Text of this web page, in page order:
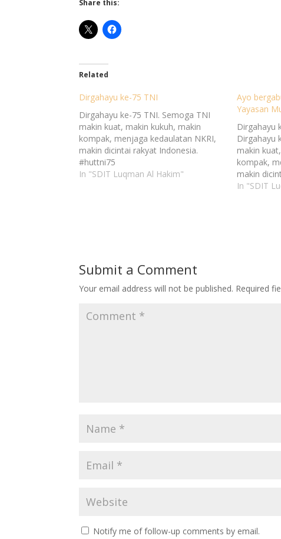
Share this:
Related
Dirgahayu ke-75 TNI
Dirgahayu ke-75 TNI. Semoga TNI
makin kuat, makin kukuh, makin
kompak, menjaga kedaulatan NKRI,
makin dicintai rakyat Indonesia.
#huttni75
http://luqmanalhakim.sch.id/dirgahayu
In "SDIT Luqman Al Hakim"
Ayo
Yayasan
Dirgahayu
Dirgahayu
makin
kompak,
makin
#huttni75
In "SDIT
Submit a Comment
Your email address will not be published. Required
Notify me of follow-up comments by email.